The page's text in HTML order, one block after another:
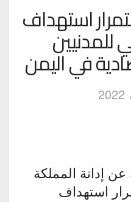
استهداف
للمدنيين
في اليمن
إدانة المملكة
استهداف